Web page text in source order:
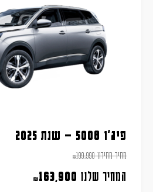
פיג'ו 5008 – שנת 2025
מחיר מחירון ₪199,990
המחיר שלנו ₪163,900